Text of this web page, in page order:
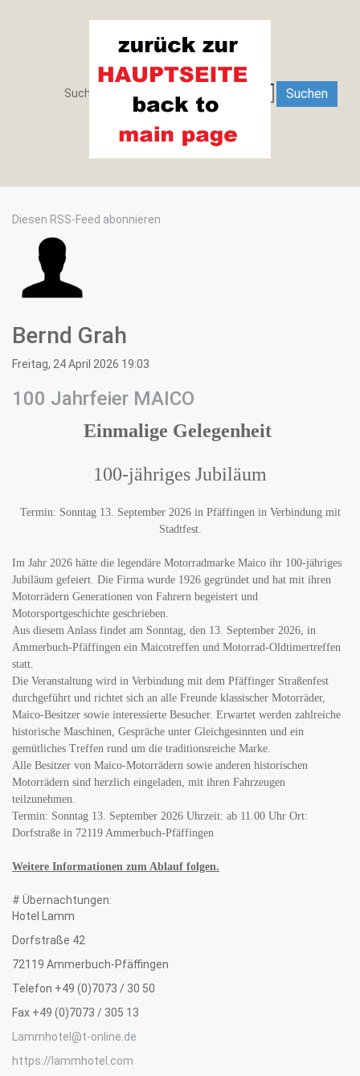
Search
Suchen ... Suchen
Diesen RSS-Feed abonnieren
Bernd Grah
Freitag, 24 April 2026 19:03
100 Jahrfeier MAICO
Einmalige Gelegenheit
100-jähriges Jubiläum
Termin: Sonntag 13. September 2026 in Pfäffingen in Verbindung mit
Stadtfest.
Im Jahr 2026 hätte die legendäre Motorradmarke Maico ihr 100-jähriges
Jubiläum gefeiert. Die Firma wurde 1926 gegründet und hat mit ihren
Motorrädern Generationen von Fahrern begeistert und
Motorsportgeschichte geschrieben.
Aus diesem Anlass findet am Sonntag, den 13. September 2026, in
Ammerbuch-Pfäffingen ein Maicotreffen und Motorrad-Oldtimertreffen
statt.
Die Veranstaltung wird in Verbindung mit dem Pfäffinger Straßenfest
durchgeführt und richtet sich an alle Freunde klassischer Motorräder,
Maico-Besitzer sowie interessierte Besucher. Erwartet werden zahlreiche
historische Maschinen, Gespräche unter Gleichgesinnten und ein
gemütliches Treffen rund um die traditionsreiche Marke.
Alle Besitzer von Maico-Motorrädern sowie anderen historischen
Motorrädern sind herzlich eingeladen, mit ihren Fahrzeugen
teilzunehmen.
Termin: Sonntag 13. September 2026 Uhrzeit: ab 11.00 Uhr Ort:
Dorfstraße in 72119 Ammerbuch-Pfäffingen
Weitere Informationen zum Ablauf folgen.
# Übernachtungen:
Hotel Lamm
Dorfstraße 42
72119 Ammerbuch-Pfäffingen
Telefon +49 (0)7073 / 30 50
Fax +49 (0)7073 / 305 13
Lammhotel@t-online.de
https://lammhotel.com